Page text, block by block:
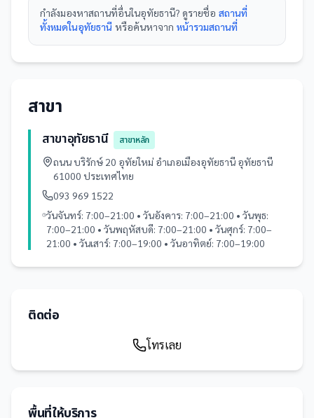
กำลังมองหาสถานที่อื่นในอุทัยธานี? ดูรายชื่อ สถานที่
ทั้งหมดในอุทัยธานี หรือค้นหาจาก หน้ารวมสถานที่
สาขา
สาขาอุทัยธานี
สาขาหลัก
ถนน บริรักษ์ 20 อุทัยใหม่ อำเภอเมืองอุทัยธานี อุทัยธานี
61000 ประเทศไทย
093 969 1522
วันจันทร์: 7:00–21:00 • วันอังคาร: 7:00–21:00 • วันพุธ:
7:00–21:00 • วันพฤหัสบดี: 7:00–21:00 • วันศุกร์: 7:00–
21:00 • วันเสาร์: 7:00–19:00 • วันอาทิตย์: 7:00–19:00
ติดต่อ
โทรเลย
พื้นที่ให้บริการ